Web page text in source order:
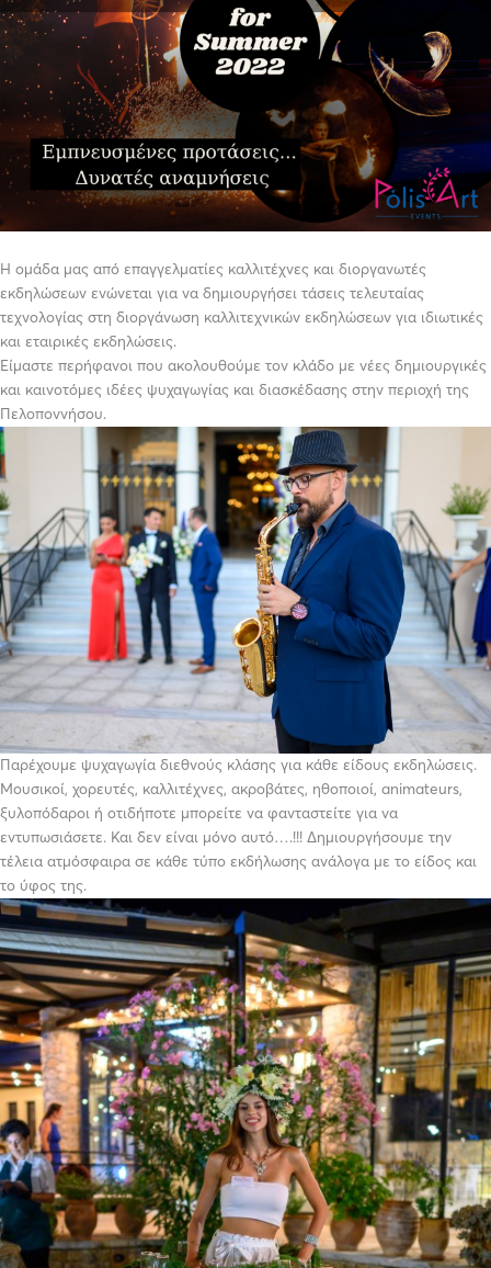
Η ομάδα μας από επαγγελματίες καλλιτέχνες και διοργανωτές
εκδηλώσεων ενώνεται για να δημιουργήσει τάσεις τελευταίας
τεχνολογίας στη διοργάνωση καλλιτεχνικών εκδηλώσεων για ιδιωτικές
και εταιρικές εκδηλώσεις.
Είμαστε περήφανοι που ακολουθούμε τον κλάδο με νέες δημιουργικές
και καινοτόμες ιδέες ψυχαγωγίας και διασκέδασης στην περιοχή της
Πελοποννήσου.
Παρέχουμε ψυχαγωγία διεθνούς κλάσης για κάθε είδους εκδηλώσεις.
Μουσικοί, χορευτές, καλλιτέχνες, ακροβάτες, ηθοποιοί, animateurs,
ξυλοπόδαροι ή οτιδήποτε μπορείτε να φανταστείτε για να
εντυπωσιάσετε. Και δεν είναι μόνο αυτό….!!! Δημιουργήσουμε την
τέλεια ατμόσφαιρα σε κάθε τύπο εκδήλωσης ανάλογα με το είδος και
το ύφος της.